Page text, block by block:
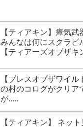
【ティアキン】瘴気武
みんなは何にスクラビ
【ティアーズオブザキ
【ブレスオブザワイ
の村のコログがクリア
が.....
【ティアキン】 ネッ